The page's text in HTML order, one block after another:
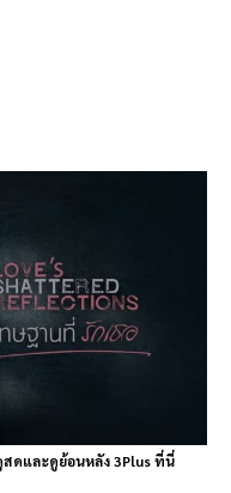
สดและดูย้อนหลัง 3Plus ที่นี่